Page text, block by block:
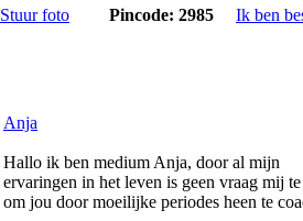
Stuur foto Pincode: 2985 Ik ben
Anja
Hallo ik ben medium Anja, door al mijn
ervaringen in het leven is geen vraag mij
om jou door moeilijke periodes heen te